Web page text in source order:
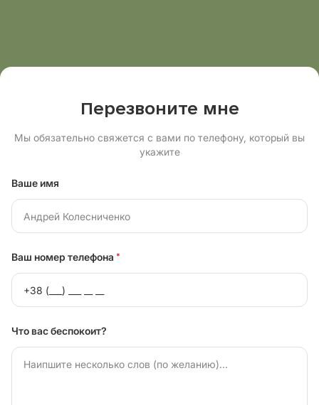
Перезвоните мне
Мы обязательно свяжется с вами по телефону, который вы
укажите
Ваше имя
Ваш номер телефона *
Что вас беспокоит?